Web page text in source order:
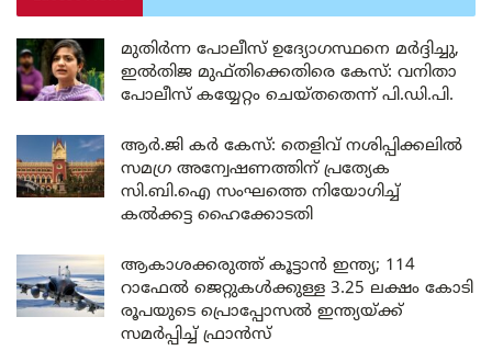
മുതിർന്ന പോലീസ് ഉദ്യോഗസ്ഥനെ മർദ്ദിച്ചു,
ഇൽതിജ മുഫ്തിക്കെതിരെ കേസ്: വനിതാ
പോലീസ് കയ്യേറ്റം ചെയ്തതെന്ന് പി.ഡി.പി.
ആർ.ജി കർ കേസ്: തെളിവ് നശിപ്പിക്കലിൽ
സമഗ്ര അന്വേഷണത്തിന് പ്രത്യേക
സി.ബി.ഐ സംഘത്തെ നിയോഗിച്ച്
കൽക്കട്ട ഹൈക്കോടതി
ആകാശക്കരുത്ത് കൂട്ടാൻ ഇന്ത്യ; 114
റാഫേൽ ജെറ്റുകൾക്കുള്ള 3.25 ലക്ഷം കോടി
രൂപയുടെ പ്രൊപ്പോസൽ ഇന്ത്യയ്ക്ക്
സമർപ്പിച്ച് ഫ്രാൻസ്